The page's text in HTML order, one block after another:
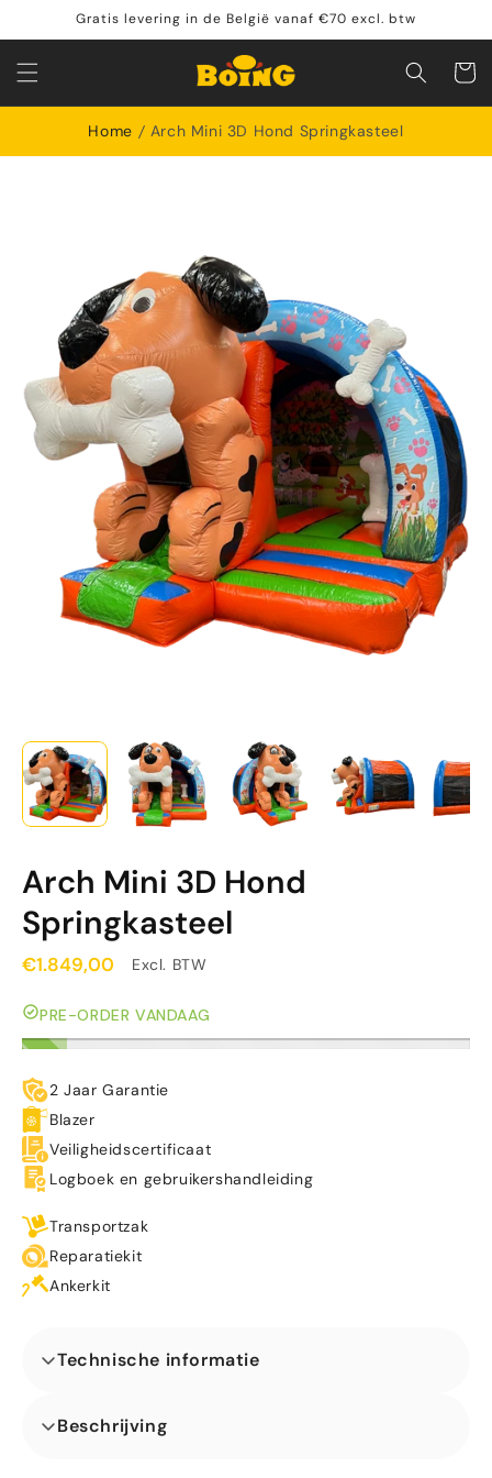
naar de
content
Gratis levering in de België vanaf €70 excl. btw
Home Arch Mini 3D Hond Springkasteel
Arch Mini 3D Hond
Springkasteel
€1.849,00 Excl. BTW
PRE-ORDER VANDAAG
2 Jaar Garantie
Blazer
Veiligheidscertificaat
Logboek en gebruikershandleiding
Transportzak
Reparatiekit
Ankerkit
Technische informatie
Beschrijving